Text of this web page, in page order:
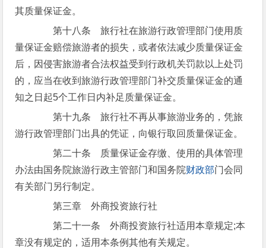
其质量保证金。
第十八条 旅行社在旅游行政管理部门使用质
量保证金赔偿旅游者的损失，或者依法减少质量保证金
后，因侵害旅游者合法权益受到行政机关罚款以上处罚
的，应当在收到旅游行政管理部门补交质量保证金的通
知之日起5个工作日内补足质量保证金。
第十九条 旅行社不再从事旅游业务的，凭旅
游行政管理部门出具的凭证，向银行取回质量保证金。
第二十条 质量保证金存缴、使用的具体管理
办法由国务院旅游行政主管部门和国务院财政部门会同
有关部门另行制定。
第三章 外商投资旅行社
第二十一条 外商投资旅行社适用本章规定;本
章没有规定的，适用本条例其他有关规定。